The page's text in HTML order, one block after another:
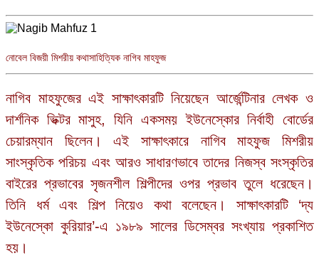
নোবেল বিজয়ী মিশরীয় কথাসাহিত্যিক নাগিব মাহফুজ
নাগিব মাহফুজের এই সাক্ষাৎকারটি নিয়েছেন আর্জেন্টিনার লেখক ও
দার্শনিক ভিক্টর মাসুহ, যিনি একসময় ইউনেস্কোর নির্বাহী বোর্ডের
চেয়ারম্যান ছিলেন। এই সাক্ষাৎকারে নাগিব মাহফুজ মিশরীয়
সাংস্কৃতিক পরিচয় এবং আরও সাধারণভাবে তাদের নিজস্ব সংস্কৃতির
বাইরের প্রভাবের সৃজনশীল শিল্পীদের ওপর প্রভাব তুলে ধরেছেন।
তিনি ধর্ম এবং শিল্প নিয়েও কথা বলেছেন। সাক্ষাৎকারটি ‘দ্য
ইউনেস্কো কুরিয়ার’-এ ১৯৮৯ সালের ডিসেম্বর সংখ্যায় প্রকাশিত
হয়।